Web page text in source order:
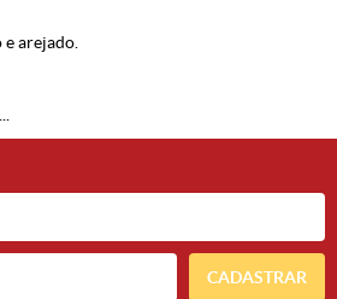
arejado.
CADASTRAR